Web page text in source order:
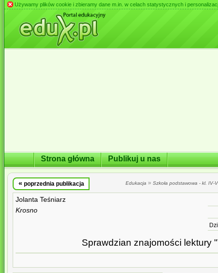
Używamy plików cookie i zbieramy dane m.in. w celach statystycznych i
Strona główna Publikuj u nas
« poprzednia publikacja Edukacja » Szkoła podstawowa - kl. IV-
Jolanta Teśniarz
Krosno
Sprawdzian znajomości lektury